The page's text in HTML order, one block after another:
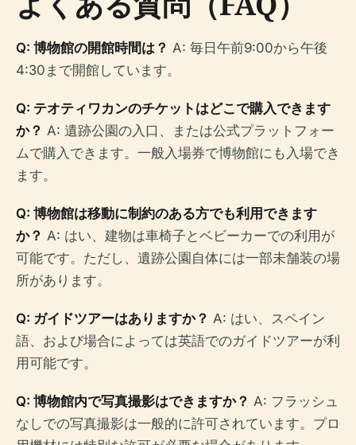
Q: 博物館の開館時間は？ A: 毎日午前9:00から午後
4:30まで開館しています。
Q: テオティワカンのチケットはどこで購入できます
か？ A: 遺跡公園の入口、または公式プラットフォー
ムで購入できます。一般入場券で博物館にも入場でき
ます。
Q: 博物館は移動に制約のある方でも利用できます
か？ A: はい、建物は車椅子とベビーカーでの利用が
可能です。ただし、遺跡公園自体には一部未舗装の場
所があります。
Q: ガイドツアーはありますか？ A: はい、スペイン
語、および場合によっては英語でのガイドツアーが利
用可能です。
Q: 博物館内で写真撮影はできますか？ A: フラッシュ
なしでの写真撮影は一般的に許可されています。プロ